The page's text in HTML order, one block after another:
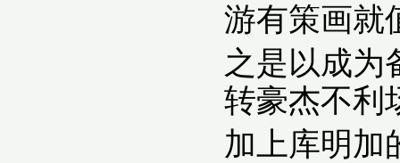
游有策画就
之是以成为
转豪杰不利
加上库明加